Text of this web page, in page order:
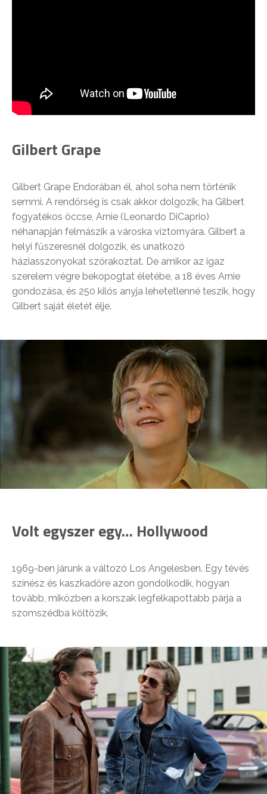
Gilbert Grape
Gilbert Grape Endorában él, ahol soha nem történik
semmi. A rendőrség is csak akkor dolgozik, ha Gilbert
fogyatékos öccse, Arnie (Leonardo DiCaprio)
néhanapján felmászik a városka víztornyára. Gilbert a
helyi fűszeresnél dolgozik, és unatkozó
háziasszonyokat szórakoztat. De amikor az igaz
szerelem végre bekopogtat életébe, a 18 éves Arnie
gondozása, és 250 kilós anyja lehetetlenné teszik, hogy
Gilbert saját életét élje.
Volt egyszer egy… Hollywood
1969-ben járunk a változó Los Angelesben. Egy tévés
színész és kaszkadőre azon gondolkodik, hogyan
tovább, miközben a korszak legfelkapottabb párja a
szomszédba költözik.